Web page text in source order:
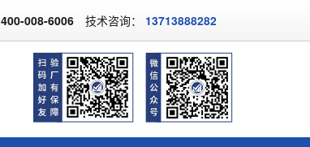
400-008-6006 技术咨询： 13713888282